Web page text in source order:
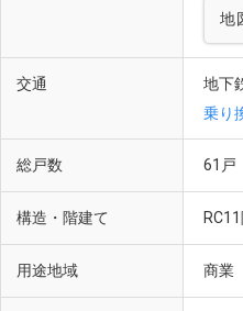
地
交通
地下
乗り
総戸数 61戸
構造・階建て
用途地域 商業